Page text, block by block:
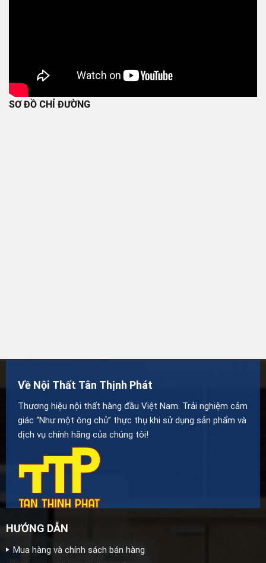
SƠ ĐỒ CHỈ ĐƯỜNG
Về Nội Thất Tân Thịnh Phát
Thương hiệu nội thất hàng đầu Việt Nam. Trải nghiệm cảm
giác “Như một ông chủ” thực thụ khi sử dụng sản phẩm và
dịch vụ chính hãng của chúng tôi!
HƯỚNG DẪN
Mua hàng và chính sách bán hàng